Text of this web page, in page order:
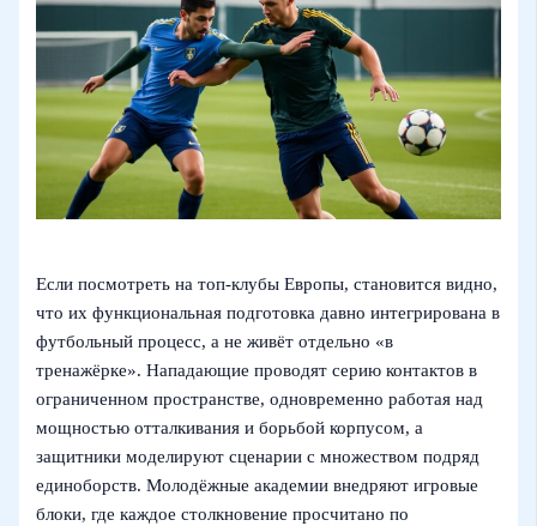
Если посмотреть на топ‑клубы Европы, становится видно,
что их функциональная подготовка давно интегрирована в
футбольный процесс, а не живёт отдельно «в
тренажёрке». Нападающие проводят серию контактов в
ограниченном пространстве, одновременно работая над
мощностью отталкивания и борьбой корпусом, а
защитники моделируют сценарии с множеством подряд
единоборств. Молодёжные академии внедряют игровые
блоки, где каждое столкновение просчитано по